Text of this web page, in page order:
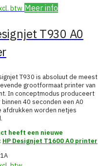
btw Meer info
T930 A0
T930 is absoluut de meest
grootformaat printer van
In conceptmodus produceert
40 seconden een A0
afdrukken worden netjes
heeft een nieuwe
HP Designjet T1600 A0 printer